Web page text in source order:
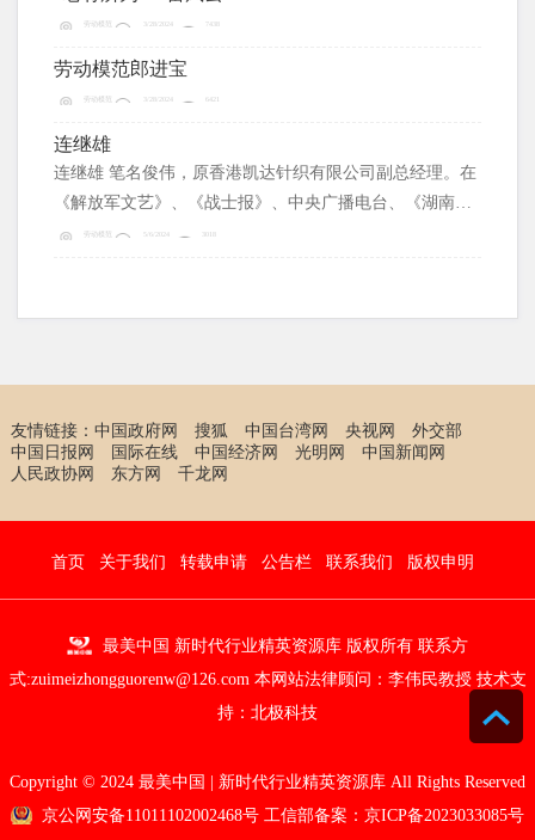
事严谨，工作认真，他艰苦仆素，联系群众，平易近人，
劳动模范 3/28/2024 7438
劳动模范郎进宝
劳动模范 3/28/2024 6421
连继雄
连继雄 笔名俊伟，原香港凯达针织有限公司副总经理。在
《解放军文艺》、《战士报》、中央广播电台、《湖南日
报》等发表多篇诗歌，还创作过潮剧、曲艺等作品。
劳动模范 5/6/2024 3018
友情链接： 中国政府网 搜狐 中国台湾网 央视网
外交部
中国日报网
国际在线 中国经济网 光明网
中国新闻网
人民政协网
东方网 千龙网
首页 关于我们 转载申请 公告栏 联系我们 版权申明
最美中国 新时代行业精英资源库 版权所有 联系方
式:zuimeizhongguorenw@126.com 本网站法律顾问： 李伟民教授 技术支
持： 北极科技
Copyright © 2024 最美中国 | 新时代行业精英资源库 All Rights Reserved
京公网安备11011102002468号 工信部备案： 京ICP备2023033085号